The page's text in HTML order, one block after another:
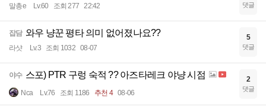
말총e Lv.60 조회 277 22:42 댓글
잡담 와우 냥꾼 평타 의미 없어졌나요??
라샷 Lv.3 조회 1032 08-07
5
댓글
야수 스포) PTR 구렁 숙적 ?? 아즈타레크 야냥 시점
Nca Lv.76 조회 1186 추천 4 08-06
2
댓글